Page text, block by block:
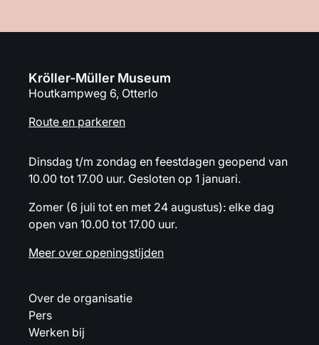
Kröller-Müller Museum
Houtkampweg 6, Otterlo
Route en parkeren
Dinsdag t/m zondag en feestdagen geopend van
10.00 tot 17.00 uur. Gesloten op 1 januari.
Zomer (6 juli tot en met 24 augustus): elke dag
open van 10.00 tot 17.00 uur.
Meer over openingstijden
Over de organisatie
Pers
Werken bij